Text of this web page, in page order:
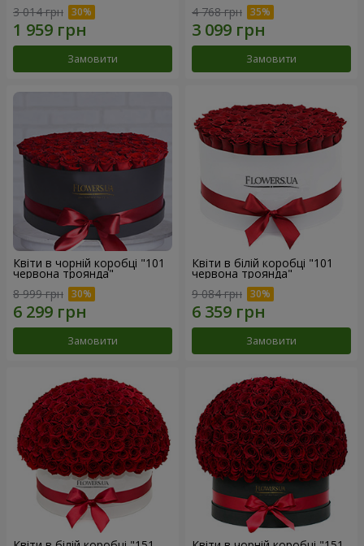
3 014 грн
Замовити
4 768 грн
Замовити
Квіти в чорній коробці "101
червона троянда"
8 999 грн
Замовити
Квіти в білій коробці "101
червона троянда"
9 084 грн
Замовити